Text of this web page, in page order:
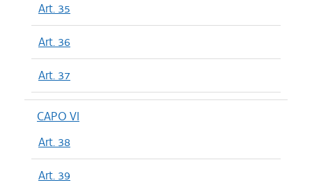
Art. 35
Art. 36
Art. 37
CAPO VI
Art. 38
Art. 39